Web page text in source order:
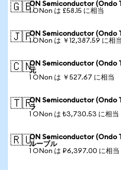
🇬🇧ON Semiconductor (Ondo
1 ONon は £58.15 に相当
🇯🇵ON Semiconductor (Ondo
1 ONon は ￥12,387.59 に相当
🇨🇳ON Semiconductor (Ondo
元
1 ONon は ￥527.67 に相当
🇹🇷ON Semiconductor (Ondo
ラ
1 ONon は ₺3,730.53 に相当
🇷🇺ON Semiconductor (Ondo
ルーブル
1 ONon は ₽6,397.00 に相当